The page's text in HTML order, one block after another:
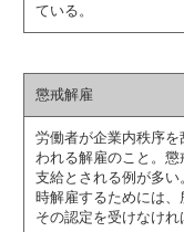
ている。
懲戒解雇
労働者が企業内秩序
われる解雇のこと。
支給とされる例が多
時解雇するためには
その認定を受けなけ